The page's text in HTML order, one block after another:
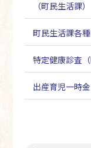
（町民生活課）
町民生活課各
特定健康診査（
出産育児一時